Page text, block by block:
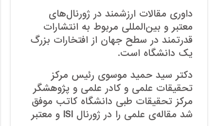
داوری مقالات ارزشمند در ژورنال‌های
معتبر و بین‌المللی مربوط به انتشارات
قدرتمند در سطح جهان از افتخارات بزرگ
یک دانشگاه است.
دکتر سید حمید موسوی رئیس مرکز
تحقیقات علمی و کادر علمی و پژوهشگر
مرکز تحقیقات طبی دانشگاه کاتب موفق
شد مقاله‌ی علمی را در ژورنال ISI و معتبر